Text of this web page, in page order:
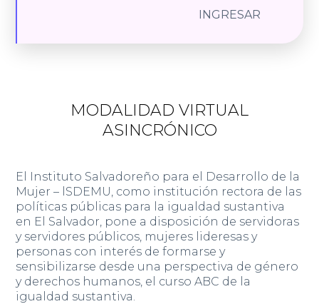
INGRESAR
MODALIDAD VIRTUAL
ASINCRÓNICO
El Instituto Salvadoreño para el Desarrollo de la
Mujer – lSDEMU, como institución rectora de las
políticas públicas para la igualdad sustantiva
en El Salvador, pone a disposición de servidoras
y servidores públicos, mujeres lideresas y
personas con interés de formarse y
sensibilizarse desde una perspectiva de género
y derechos humanos, el curso ABC de la
igualdad sustantiva.